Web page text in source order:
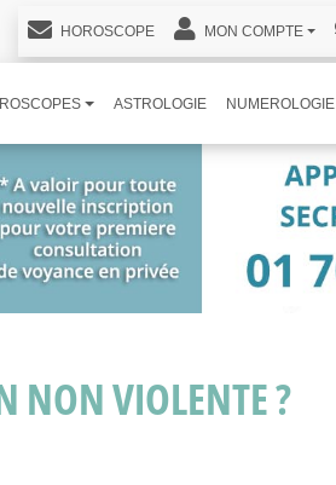
HOROSCOPE MON COMPTE
ASTROLOGIE NUMEROLOGIE
NON VIOLENTE ?